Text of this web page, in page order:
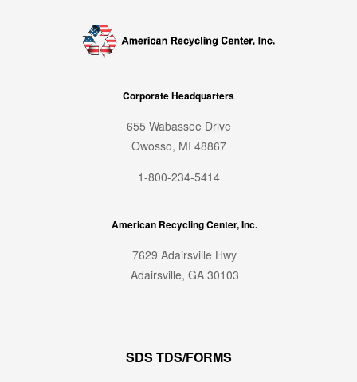
Corporate Headquarters
655 Wabassee Drive
Owosso, MI 48867
1-800-234-5414
American Recycling Center, Inc.
7629 Adairsville Hwy
Adairsville, GA 30103
SDS TDS/FORMS